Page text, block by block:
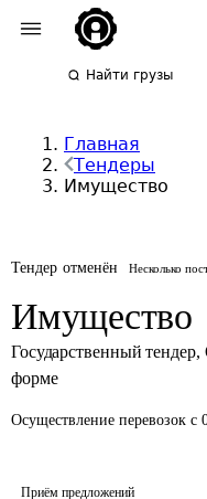
Найти грузы
Главная
Тендеры
Имущество
Тендер отменён Несколько
Имущество
Государственный тендер,
форме
Осуществление перевозок с
Приём предложений